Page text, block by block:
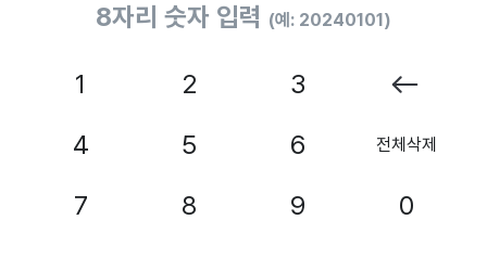
8자리 숫자 입력 (예: 20240101)
1 2
3
4
5 6 전체삭제
7 8 9 0